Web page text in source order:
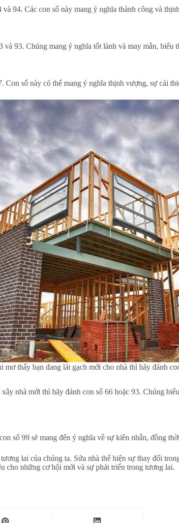
94. Các con số này mang ý nghĩa thành công và
93. Chúng mang ý nghĩa tốt lành và may mắn,
số này có thể mang ý nghĩa thịnh vượng, sự cải
mơ thấy bạn đang lát gạch mới cho nhà thì hãy đánh
xây nhà mới thì hãy đánh con số 66 hoặc 93. Chúng
số 99 sẽ mang đến ý nghĩa về sự kiên nhẫn, đồng
lai của chúng ta. Sửa nhà thể hiện sự thay đổi
cho những cơ hội mới và sự phát triển trong tương lai.